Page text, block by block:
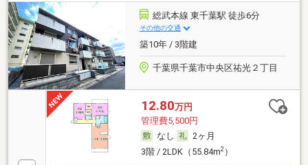
総武本線 東千葉駅 徒歩6分
その他の交通
築10年 / 3階建
千葉県千葉市中央区祐光２丁目
12.80万円
管理費5,500円
なし
2ヶ月
3階 / 2LDK（55.84m2）